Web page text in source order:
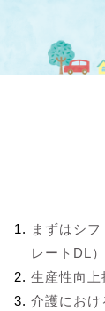
まずはシ
レートDL）
生産性向上
介護におけ